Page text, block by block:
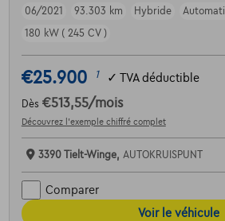
06/2021
93.303 km Hybride
180 kW ( 245 CV )
€25.900 1 ✓ TVA déductible
Dès €513,55/mois
Découvrez l’exemple chiffré complet
3390 Tielt-Winge, AUTOKRUISPUNT
Comparer
Voir le véhicule